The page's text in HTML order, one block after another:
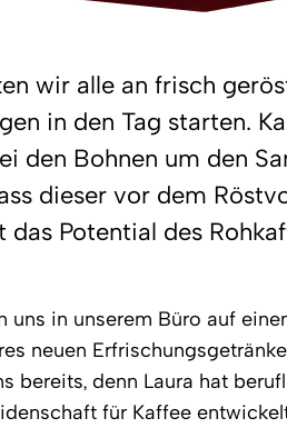
wir alle an frisch
in den Tag starten.
den Bohnen um den
dieser vor dem
Potential des
uns in unserem Büro auf
neuen
bereits, denn Laura hat
für Kaffee